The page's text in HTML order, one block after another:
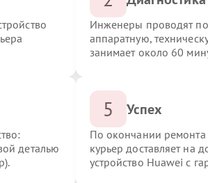
Инженеры проводят
аппаратную,
занимает около 60
деталью
5 Успех
По окончании ремонта
курьер доставляет на
устройство Huawei с